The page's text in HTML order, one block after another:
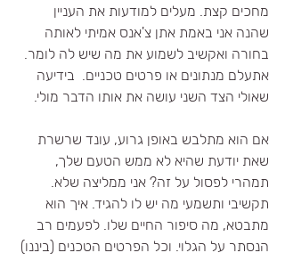
מחכים קצת. מעלים למודעות את העניין
שהנה אני באמת אתן צ'אנס אמיתי לאותה
בחורה ואקשיב לשמוע את מה שיש לה לומר.
אתעלם מנתונים או פרטים טכניים.  בידיעה
שאולי הצד השני עושה את אותו הדבר מולי.
אם הוא מתלבש באופן גרוע, עונד שרשרת
שאת יודעת שהיא לא ממש הטעם שלך,
תמהרי לפסול על זה? אני ממליצה שלא.
תקשיבי ותשמעי מה יש לו להגיד. איך הוא
מתבטא, מה סיפור החיים שלו. לפעמים רב
הנסתר על הגלוי. וכל הפרטים הטכנים (ביננו)